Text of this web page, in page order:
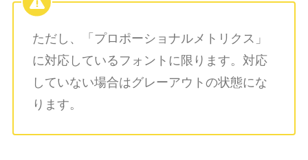
ただし、「プロポーショナルメトリクス」
に対応しているフォントに限ります。対応
していない場合はグレーアウトの状態にな
ります。